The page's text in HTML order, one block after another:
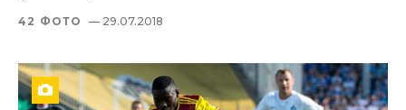
42 ФОТО — 29.07.2018